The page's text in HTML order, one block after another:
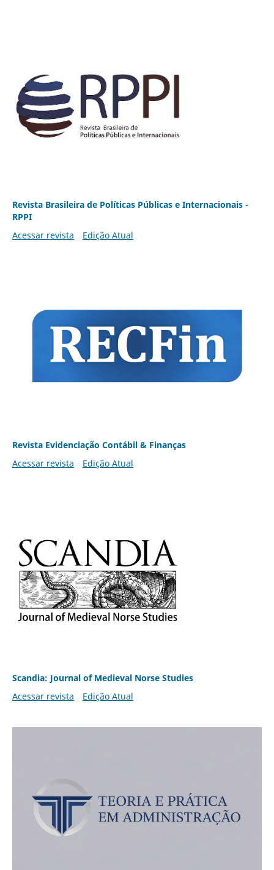
Revista Brasileira de Políticas Públicas e Internacionais -
RPPI
Acessar revista
Edição Atual
Revista Evidenciação Contábil & Finanças
Acessar revista
Edição Atual
Scandia: Journal of Medieval Norse Studies
Acessar revista
Edição Atual